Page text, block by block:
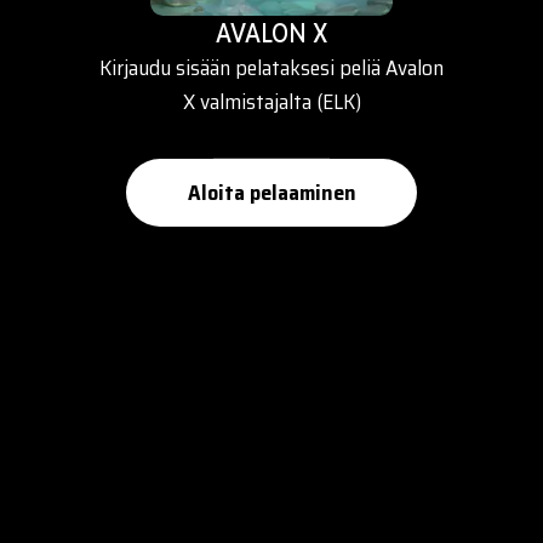
AVALON X
Kirjaudu sisään pelataksesi peliä Avalon
X valmistajalta (ELK)
Aloita pelaaminen